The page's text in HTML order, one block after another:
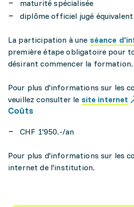
maturité spécialisée
diplôme officiel jugé équivalent
La participation à une séance
première étape obligatoire pour
désirant commencer la formation.
Pour plus d'informations sur les
veuillez consulter le site internet
Coûts
CHF 1'950.-/an
Pour plus d'informations sur les
internet de l'institution.